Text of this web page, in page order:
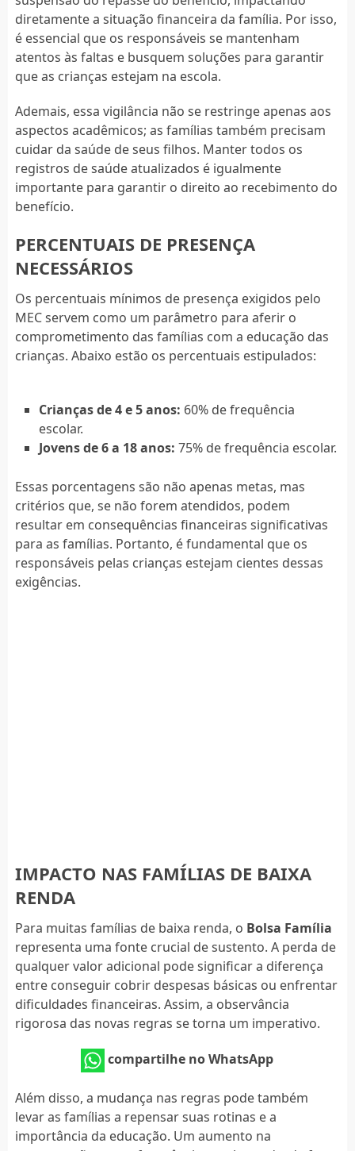
diretamente a situação financeira da família. Por isso,
é essencial que os responsáveis se mantenham
atentos às faltas e busquem soluções para garantir
que as crianças estejam na escola.
Ademais, essa vigilância não se restringe apenas aos
aspectos acadêmicos; as famílias também precisam
cuidar da saúde de seus filhos. Manter todos os
registros de saúde atualizados é igualmente
importante para garantir o direito ao recebimento do
benefício.
PERCENTUAIS DE PRESENÇA
NECESSÁRIOS
Os percentuais mínimos de presença exigidos pelo
MEC servem como um parâmetro para aferir o
comprometimento das famílias com a educação das
crianças. Abaixo estão os percentuais estipulados:
Crianças de 4 e 5 anos: 60% de frequência
escolar.
Jovens de 6 a 18 anos: 75% de frequência escolar.
Essas porcentagens são não apenas metas, mas
critérios que, se não forem atendidos, podem
resultar em consequências financeiras significativas
para as famílias. Portanto, é fundamental que os
responsáveis pelas crianças estejam cientes dessas
exigências.
IMPACTO NAS FAMÍLIAS DE BAIXA
RENDA
Para muitas famílias de baixa renda, o Bolsa Família
representa uma fonte crucial de sustento. A perda de
qualquer valor adicional pode significar a diferença
entre conseguir cobrir despesas básicas ou enfrentar
dificuldades financeiras. Assim, a observância
rigorosa das novas regras se torna um imperativo.
compartilhe no WhatsApp
Além disso, a mudança nas regras pode também
levar as famílias a repensar suas rotinas e a
importância da educação. Um aumento na